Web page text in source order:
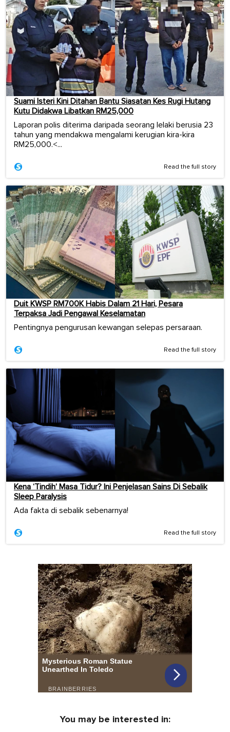
Suami Isteri Kini Ditahan Bantu Siasatan Kes Rugi Hutang
Kutu Didakwa Libatkan RM25,000
Laporan polis diterima daripada seorang lelaki berusia 23
tahun yang mendakwa mengalami kerugian kira-kira
RM25,000.<...
Read the full story
Duit KWSP RM700K Habis Dalam 21 Hari, Pesara
Terpaksa Jadi Pengawal Keselamatan
Pentingnya pengurusan kewangan selepas persaraan.
Read the full story
Kena ‘Tindih’ Masa Tidur? Ini Penjelasan Sains Di Sebalik
Sleep Paralysis
Ada fakta di sebalik sebenarnya!
Read the full story
You may be interested in: